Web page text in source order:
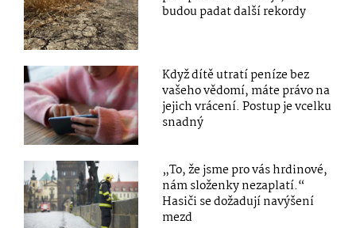
budou padat další rekordy
Když dítě utratí peníze bez
vašeho vědomí, máte právo na
jejich vrácení. Postup je vcelku
snadný
„To, že jsme pro vás hrdinové,
nám složenky nezaplatí.“
Hasiči se dožadují navýšení
mezd